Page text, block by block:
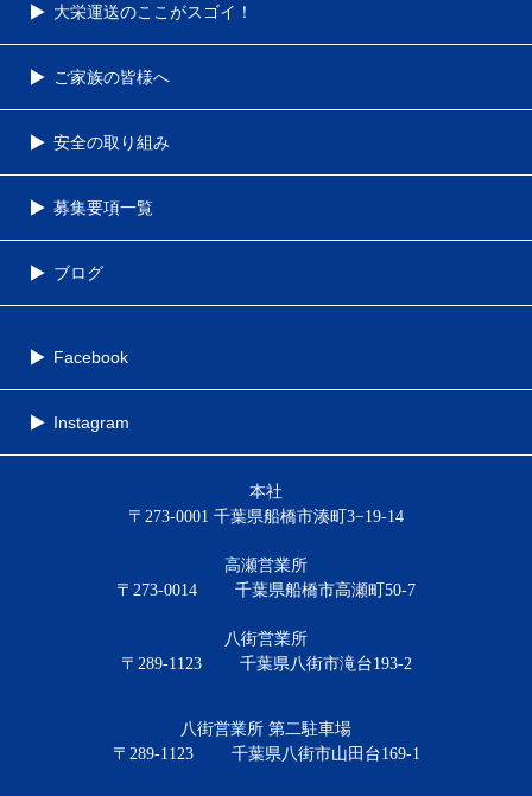
大栄運送のここがスゴイ！
ご家族の皆様へ
安全の取り組み
募集要項一覧
ブログ
Facebook
Instagram
本社
〒273-0001 千葉県船橋市湊町3−19-14
高瀬営業所
〒273-0014
千葉県船橋市高瀬町50-7
八街営業所
〒289-1123
千葉県八街市滝台193-2
八街営業所 第二駐車場
〒289-1123
千葉県八街市山田台169-1